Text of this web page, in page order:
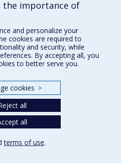
the importance of
and personalize your
cookies are required to
and security, while
By accepting all, you
to better serve you.
cookies >
all
all
terms of use.